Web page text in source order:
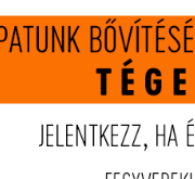
Kártyát igényelek
jellemzője az erős